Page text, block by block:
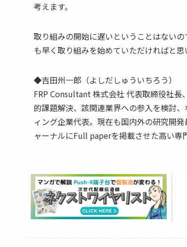
考えます。
取り組みの開始に遅いということはない
も早く取り組みを始めていただければと思
◆吉田州一郎（よしだしゅういちろう）
FRP Consultant 株式会社 代表取締役社長
的課題解決、該関連業界への参入を検討
ィング企業代表。現在も国内外の研究開
ャーナルにFull paperを掲載させた高い専